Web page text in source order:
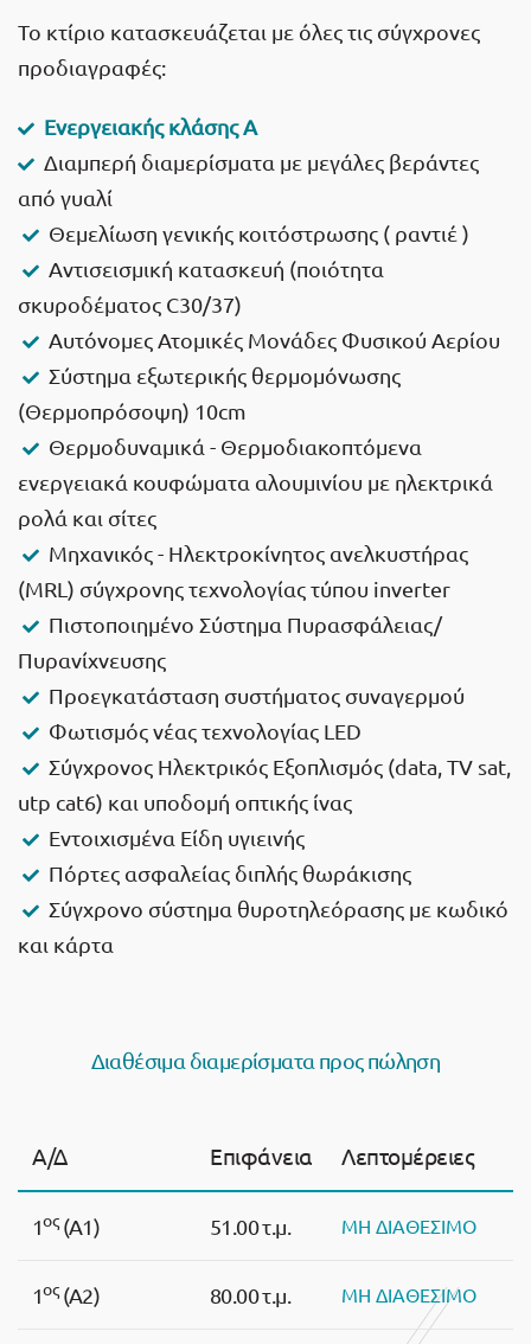
Το κτίριο κατασκευάζεται με όλες τις σύγχρονες
προδιαγραφές:
Ενεργειακής κλάσης Α
Διαμπερή διαμερίσματα με μεγάλες βεράντες
από γυαλί
Θεμελίωση γενικής κοιτόστρωσης ( ραντιέ )
Αντισεισμική κατασκευή (ποιότητα
σκυροδέματος C30/37)
Αυτόνομες Ατομικές Μονάδες Φυσικού Αερίου
Σύστημα εξωτερικής θερμομόνωσης
(Θερμοπρόσοψη) 10cm
Θερμοδυναμικά - Θερμοδιακοπτόμενα
ενεργειακά κουφώματα αλουμινίου με ηλεκτρικά
ρολά και σίτες
Μηχανικός - Ηλεκτροκίνητος ανελκυστήρας
(MRL) σύγχρονης τεχνολογίας τύπου inverter
Πιστοποιημένο Σύστημα Πυρασφάλειας/
Πυρανίχνευσης
Προεγκατάσταση συστήματος συναγερμού
Φωτισμός νέας τεχνολογίας LED
Σύγχρονος Ηλεκτρικός Εξοπλισμός (data, TV sat,
utp cat6) και υποδομή οπτικής ίνας
Εντοιχισμένα Είδη υγιεινής
Πόρτες ασφαλείας διπλής θωράκισης
Σύγχρονο σύστημα θυροτηλεόρασης με κωδικό
και κάρτα
Διαθέσιμα διαμερίσματα προς πώληση
Α/Δ Επιφάνεια Λεπτομέρειες
1ος(Α1) 51.00 τ.μ. ΜΗ ΔΙΑΘΕΣΙΜΟ
1ος(Α2) 80.00 τ.μ. ΜΗ ΔΙΑΘΕΣΙΜΟ